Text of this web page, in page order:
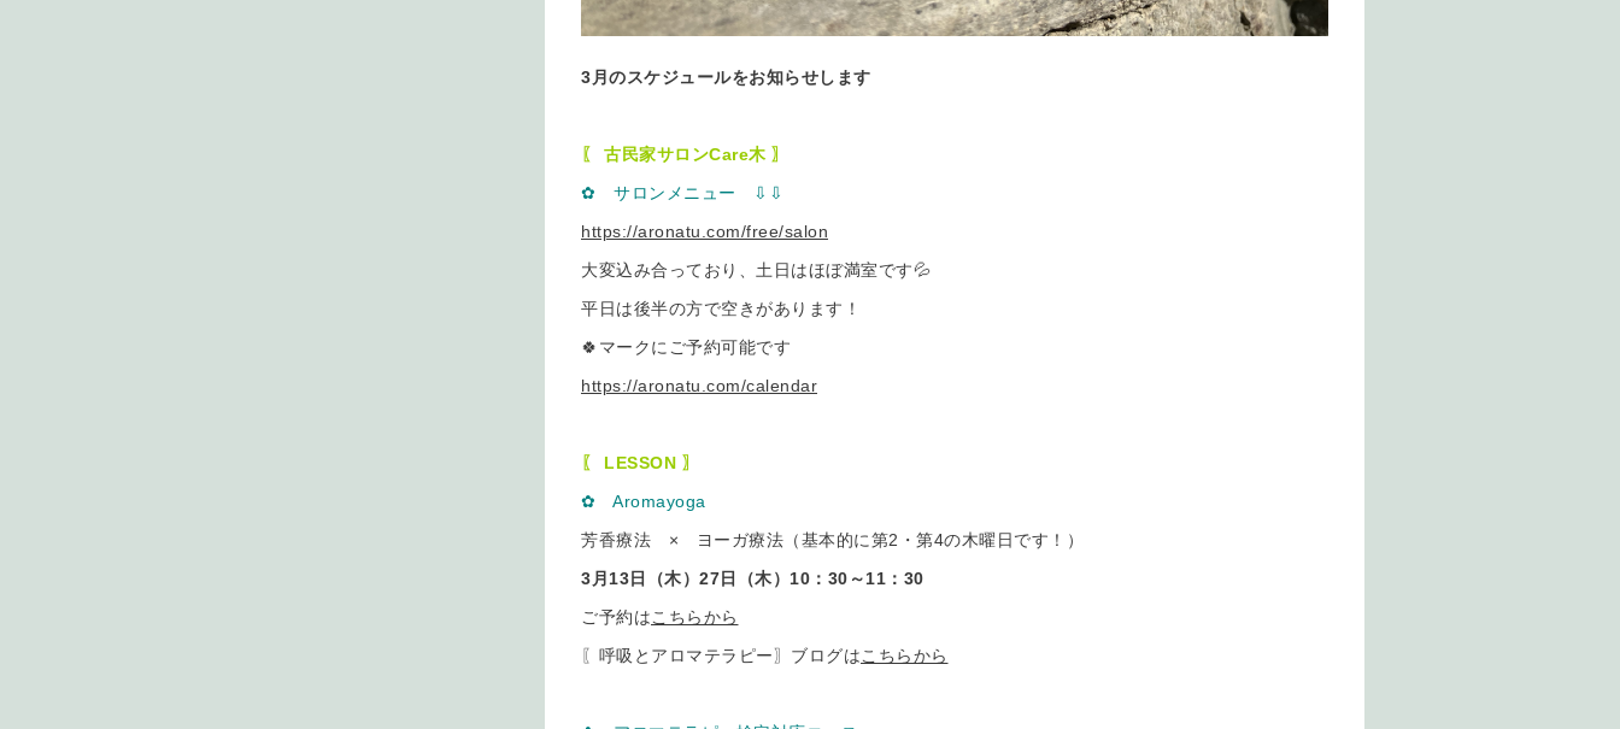
3月のスケジュールをお知らせします
〖 古民家サロンCare木 〗
✿ サロンメニュー ⇩ ⇩
https://aronatu.com/free/salon
大変込み合っており、土日はほぼ満室です💦
平日は後半の方で空きがあります！
🍀マークにご予約可能です
https://aronatu.com/calendar
〖 LESSON 〗
✿ Aromayoga
芳香療法 × ヨーガ療法（基本的に第2・第4の木曜日です！）
3月13日（木）27日
（木）10：30～11：30
ご予約はこちらから
〖呼吸とアロマテラピー〗ブログはこちらから